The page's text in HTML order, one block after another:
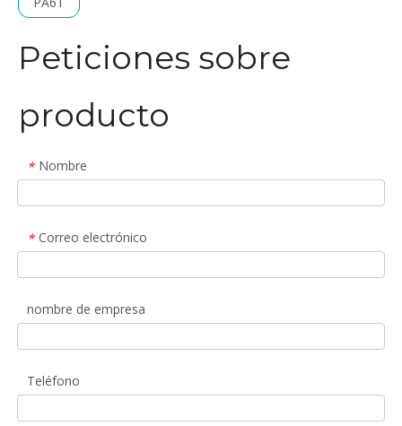
Peticiones sobre
producto
* Nombre
* Correo electrónico
nombre de empresa
Teléfono